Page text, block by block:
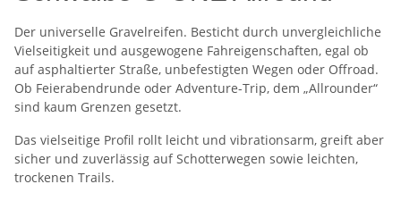
Der universelle Gravelreifen. Besticht durch unvergleichliche
Vielseitigkeit und ausgewogene Fahreigenschaften, egal ob
auf asphaltierter Straße, unbefestigten Wegen oder Offroad.
Ob Feierabendrunde oder Adventure-Trip, dem „Allrounder“
sind kaum Grenzen gesetzt.
Das vielseitige Profil rollt leicht und vibrationsarm, greift aber
sicher und zuverlässig auf Schotterwegen sowie leichten,
trockenen Trails.